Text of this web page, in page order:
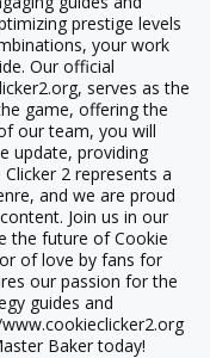
prestige levels
your work
Our official
serves as the
game, offering the
our team, you will
update, providing
2 represents a
and we are proud
Join us in our
the future of Cookie
of love by fans for
our passion for the
guides and
Baker today!